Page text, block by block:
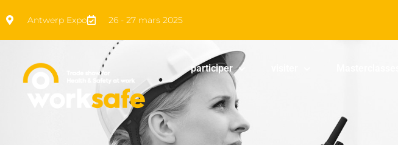
Antwerp Expo 26 - 27 mars 2025
participer